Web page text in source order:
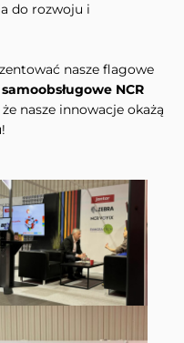
do rozwoju i
nasze flagowe
NCR
nasze innowacje okażą